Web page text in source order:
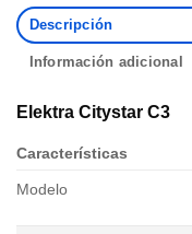
Descripción
Información adicional
Elektra Citystar C3
Características
Modelo